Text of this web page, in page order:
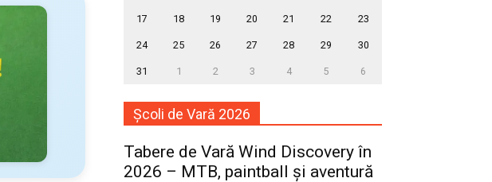
17 18 19 20 21 22 23
24 25 26 27 28 29 30
31 1 2 3 4 5 6
Școli de Vară 2026
Tabere de Vară Wind Discovery în
2026 – MTB, paintball și aventură